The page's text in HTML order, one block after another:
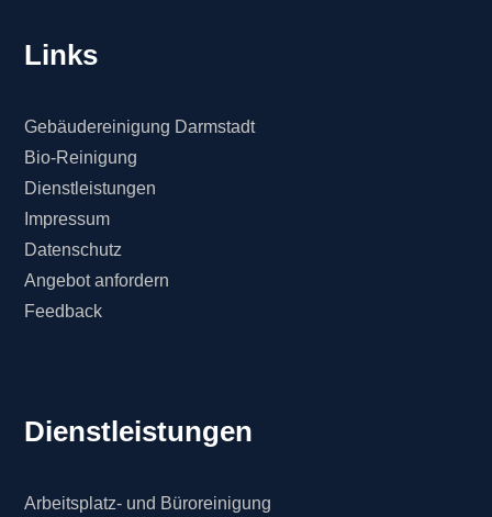
Links
Gebäudereinigung Darmstadt
Bio-Reinigung
Dienstleistungen
Impressum
Datenschutz
Angebot anfordern
Feedback
Dienstleistungen
Arbeitsplatz- und Büroreinigung